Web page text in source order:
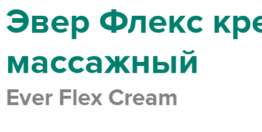
Эвер Флекс
массажный
Ever Flex Cream